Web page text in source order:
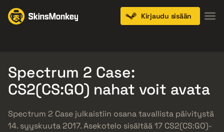
Kirjaudu sisään
Spectrum 2 Case:
CS2(CS:GO) nahat voit avata
Spectrum 2 Case julkaistiin osana tavallista päivitystä
14. syyskuuta 2017. Asekotelo sisältää 17 CS2(CS:GO)-